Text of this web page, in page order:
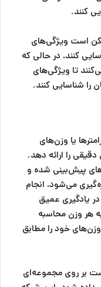
کنند.
است ویژگی‌های
کنند، در حالی که
تا ویژگی‌های
را شناسایی کنند.
یا وزن‌های
را ارائه دهد.
پیش‌بینی شده و
می‌شود، انجام
یادگیری عمیق
هر وزن محاسبه
خود را مطابق
بر روی مجموعه‌ای